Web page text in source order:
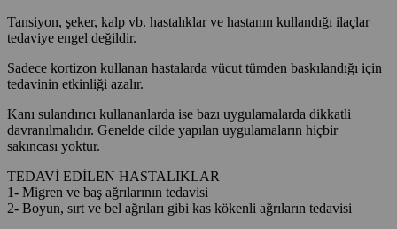
Tansiyon, şeker, kalp vb. hastalıklar ve hastanın kullandığı ilaçlar
tedaviye engel değildir.
Sadece kortizon kullanan hastalarda vücut tümden baskılandığı için
tedavinin etkinliği azalır.
Kanı sulandırıcı kullananlarda ise bazı uygulamalarda dikkatli
davranılmalıdır. Genelde cilde yapılan uygulamaların hiçbir
sakıncası yoktur.
TEDAVİ EDİLEN HASTALIKLAR
1- Migren ve baş ağrılarının tedavisi
2- Boyun, sırt ve bel ağrıları gibi kas kökenli ağrıların tedavisi